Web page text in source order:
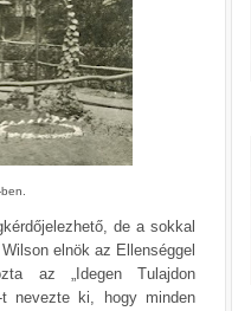
de a sokkal
elnök az Ellenséggel
az „Idegen Tulajdon
t nevezte ki, hogy minden